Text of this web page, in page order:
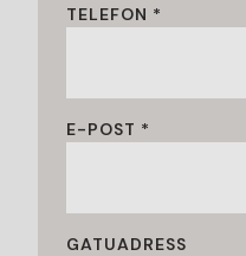
TELEFON *
E-POST *
GATUADRESS